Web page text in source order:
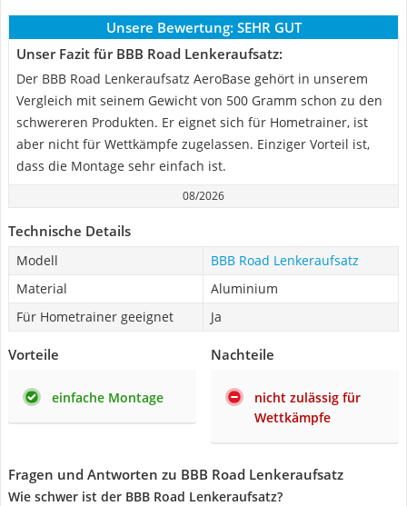
Unsere Bewertung: SEHR GUT
Unser Fazit für BBB Road Lenkeraufsatz:
Der BBB Road Lenkeraufsatz AeroBase gehört in unserem
Vergleich mit seinem Gewicht von 500 Gramm schon zu den
schwereren Produkten. Er eignet sich für Hometrainer, ist
aber nicht für Wettkämpfe zugelassen. Einziger Vorteil ist,
dass die Montage sehr einfach ist.
08/2026
Technische Details
Modell
BBB Road Lenkeraufsatz
Material
Aluminium
Für Hometrainer geeignet
Ja
Vorteile
einfache Montage
Nachteile
nicht zulässig für
Wettkämpfe
Fragen und Antworten zu BBB Road Lenkeraufsatz
Wie schwer ist der BBB Road Lenkeraufsatz?